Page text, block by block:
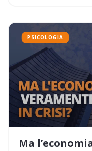
PSICOLOGIA
Ma